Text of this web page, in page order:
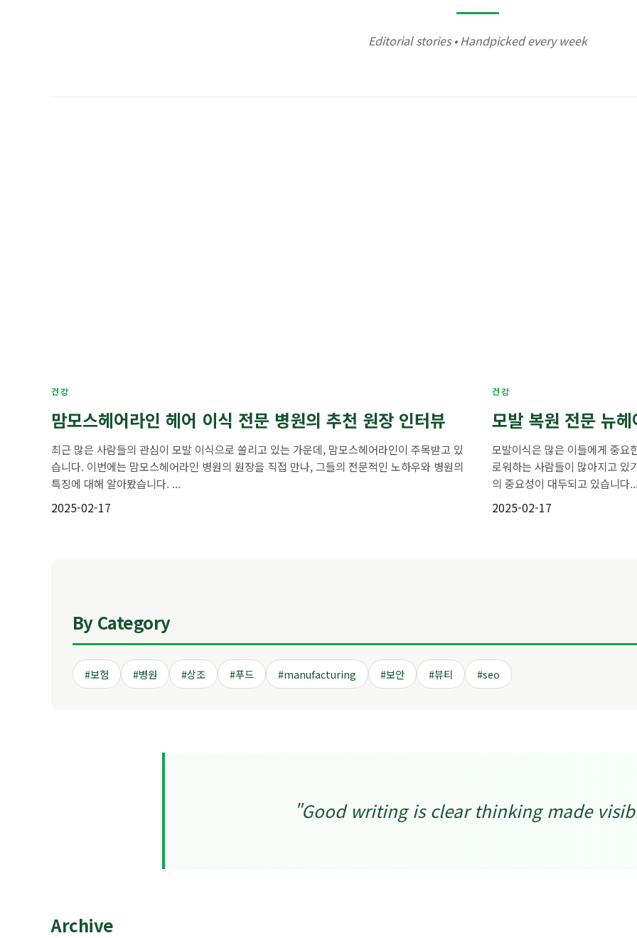
Editorial stories • Handpicked every week
건강
맘모스헤어라인 헤어 이식 전문 병원의 추천 원장 인터뷰
최근 많은 사람들의 관심이 모발 이식으로 쏠리고 있는 가운데, 맘모스헤어라인이 주목받고 있
습니다. 이번에는 맘모스헤어라인 병원의 원장을 직접 만나, 그들의 전문적인 노하우와 병원의
특징에 대해 알아봤습니다. ...
2025-02-17
건강
모발 복원 전문 뉴
모발이식은 많은 이들에게 중요
로워하는 사람들이 많아지고 있
의 중요성이 대두되고 있습니다
2025-02-17
By Category
#보험 #병원 #상조 #푸드 #manufacturing #보안 #뷰티 #seo
"Good writing is clear thinking made
Archive